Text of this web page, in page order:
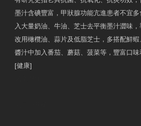
墨汁含碘豐富，甲狀腺功能亢進患者不宜
入大量奶油、牛油、芝士去平衡墨汁澀味
改用橄欖油、蒜片及低脂芝士，多搭配鮮
醬汁中加入番茄、蘑菇、菠菜等，豐富口味
[健康]